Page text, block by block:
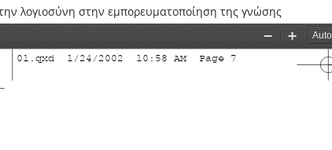
λογιοσύνη στην εμπορευματοποίηση της γνώσης